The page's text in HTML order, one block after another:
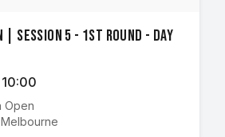
Session 5 - 1st Round - Day
Open
Melbourne